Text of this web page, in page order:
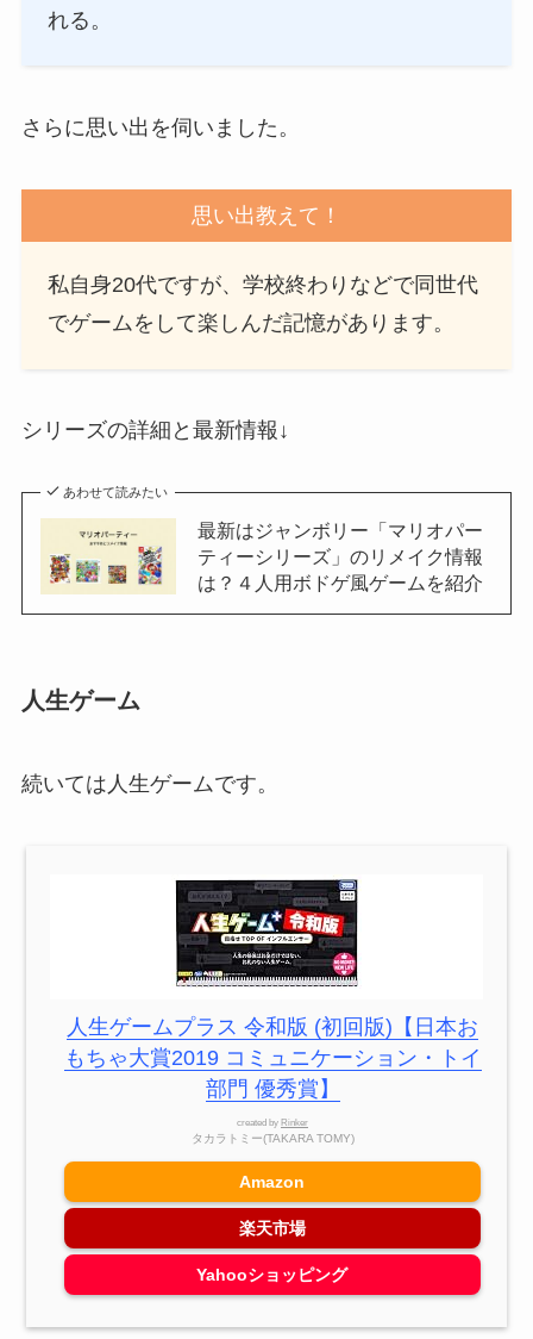
れる。
さらに思い出を伺いました。
思い出教えて！
私自身20代ですが、学校終わりなどで同世代
でゲームをして楽しんだ記憶があります。
シリーズの詳細と最新情報↓
あわせて読みたい
最新はジャンボリー「マリオパー
ティーシリーズ」のリメイク情報
は？４人用ボドゲ風ゲームを紹介
人生ゲーム
続いては人生ゲームです。
人生ゲームプラス 令和版 (初回版)【日本お
もちゃ大賞2019 コミュニケーション・トイ
部門 優秀賞】
created by Rinker
タカラトミー(TAKARA TOMY)
Amazon
楽天市場
Yahooショッピング